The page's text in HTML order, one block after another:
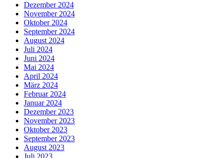
Dezember 2024
November 2024
Oktober 2024
September 2024
August 2024
Juli 2024
Juni 2024
Mai 2024
April 2024
März 2024
Februar 2024
Januar 2024
Dezember 2023
November 2023
Oktober 2023
September 2023
August 2023
Juli 2023